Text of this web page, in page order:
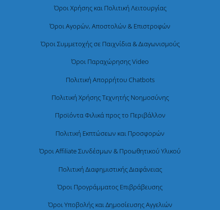
Όροι Χρήσης και Πολιτική Λειτουργίας
Όροι Αγορών, Αποστολών & Επιστροφών
Όροι Συμμετοχής σε Παιχνίδια & Διαγωνισμούς
Όροι Παραχώρησης Video
Πολιτική Απορρήτου Chatbots
Πολιτική Χρήσης Τεχνητής Νοημοσύνης
Προϊόντα Φιλικά προς το Περιβάλλον
Πολιτική Εκπτώσεων και Προσφορών
Όροι Affiliate Συνδέσμων & Προωθητικού Υλικού
Πολιτική Διαφημιστικής Διαφάνειας
Όροι Προγράμματος Επιβράβευσης
Όροι Υποβολής και Δημοσίευσης Αγγελιών